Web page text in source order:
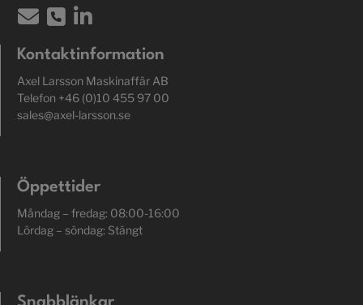
Kontaktinformation
Axel Larsson Maskinaffär AB
Telefon +46 (0)10 455 97 00
sales@axel-larsson.se
Öppettider
Måndag – fredag: 08:00-16:00
Lördag – söndag: Stängt